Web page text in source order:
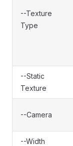
--Texture
Type
--Static
Texture
--Camera
--Width